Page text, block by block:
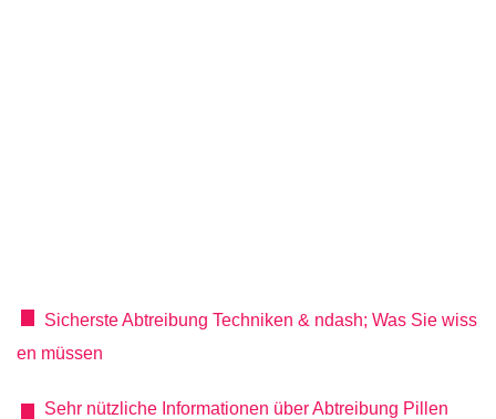
Sicherste Abtreibung Techniken & ndash; Was Sie wiss
en müssen
Sehr nützliche Informationen über Abtreibung Pillen